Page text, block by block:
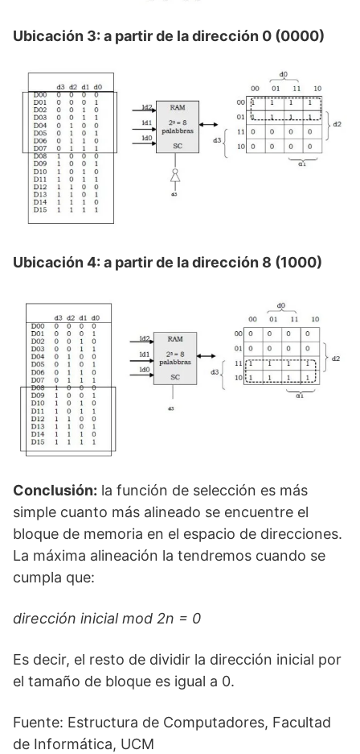
Ubicación 3: a partir de la dirección 0 (0000)
Ubicación 4: a partir de la dirección 8 (1000)
Conclusión: la función de selección es más
simple cuanto más alineado se encuentre el
bloque de memoria en el espacio de direcciones.
La máxima alineación la tendremos cuando se
cumpla que:
dirección inicial mod 2n = 0
Es decir, el resto de dividir la dirección inicial por
el tamaño de bloque es igual a 0.
Fuente: Estructura de Computadores, Facultad
de Informática, UCM